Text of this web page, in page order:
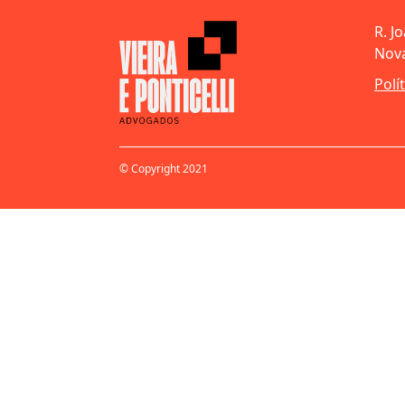
R.
© Copyright 2021